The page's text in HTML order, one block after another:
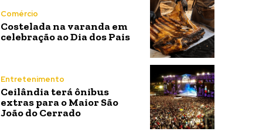
Comércio
Costelada na varanda em
celebração ao Dia dos Pais
Entretenimento
Ceilândia terá ônibus
extras para o Maior São
João do Cerrado